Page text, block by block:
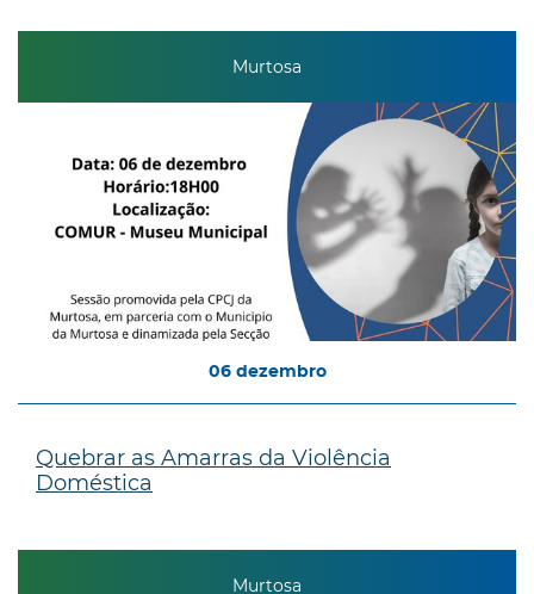
Murtosa
06 dezembro
Quebrar as Amarras da Violência
Doméstica
Murtosa